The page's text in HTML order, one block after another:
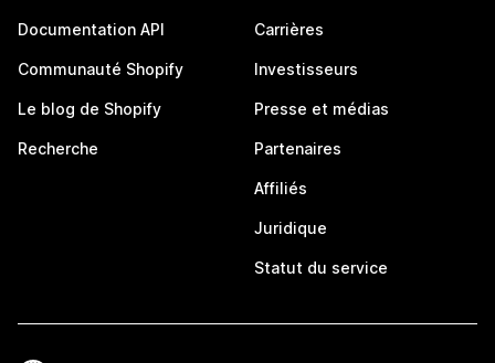
Documentation API
Communauté Shopify
Le blog de Shopify
Recherche
Carrières
Investisseurs
Presse et médias
Partenaires
Affiliés
Juridique
Statut du service